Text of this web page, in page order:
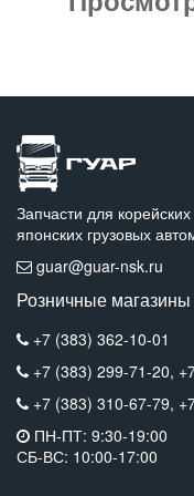
Запчасти для
японских грузовых
guar@guar-nsk.ru
Розничные магазины
+7 (383) 362-10-01
+7 (383) 299-71-20,
+7 (383) 310-67-79,
ПН-ПТ: 9:30-19:00
СБ-ВС: 10:00-17:00